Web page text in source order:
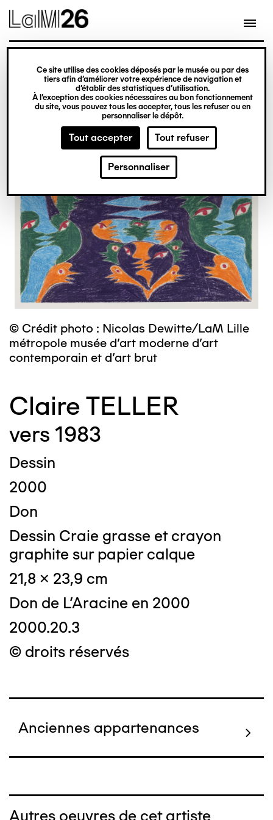
Gestion des cookies
Ce site utilise des cookies déposés par le musée ou par des
tiers afin d’améliorer votre expérience de navigation et
d’établir des statistiques d’utilisation.
À l’exception des cookies nécessaires au bon fonctionnement
du site, vous pouvez tous les accepter, tous les refuser ou en
personnaliser le dépôt.
Tout accepter Tout refuser
Personnaliser
contenu
© Crédit photo : Nicolas Dewitte/LaM Lille
métropole musée d’art moderne d’art
contemporain et d’art brut
Claire TELLER
vers 1983
Dessin
2000
Don
Dessin Craie grasse et crayon
graphite sur papier calque
21,8 x 23,9 cm
Don de L'Aracine en 2000
2000.20.3
© droits réservés
Anciennes appartenances
Autres oeuvres de cet artiste